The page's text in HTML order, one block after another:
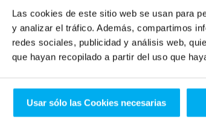
Las cookies de este sitio web se usan para
y analizar el tráfico. Además, compartimos
redes sociales, publicidad y análisis web,
que hayan recopilado a partir del uso que
Usar sólo las Cookies necesarias
elMercedes-Benz Clase C
con materiales premium como
exclusividad y confort. Cada detalle
vehículo.
MBUX
en el interior del Clase C